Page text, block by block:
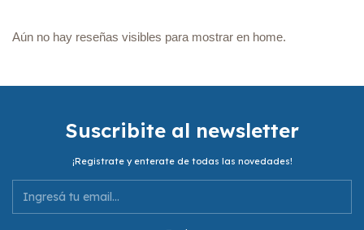
Aún no hay reseñas visibles para mostrar en home.
Suscribite al newsletter
¡Registrate y enterate de todas las novedades!